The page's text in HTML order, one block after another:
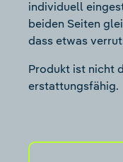
individuell
beiden Seiten
dass etwas
Produkt ist nicht
erstattungsfähig.